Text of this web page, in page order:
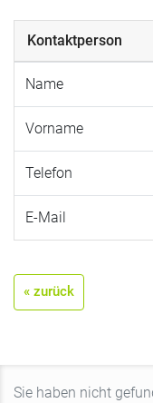
Kontaktperson
Name
Vorname
Telefon
E-Mail
« zurück